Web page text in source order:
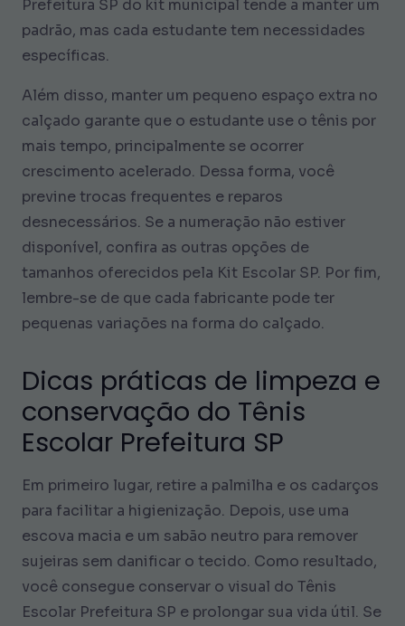
Prefeitura SP do kit municipal tende a manter um
padrão, mas cada estudante tem necessidades
específicas.
Além disso, manter um pequeno espaço extra no
calçado garante que o estudante use o tênis por
mais tempo, principalmente se ocorrer
crescimento acelerado. Dessa forma, você
previne trocas frequentes e reparos
desnecessários. Se a numeração não estiver
disponível, confira as outras opções de
tamanhos oferecidos pela Kit Escolar SP. Por fim,
lembre-se de que cada fabricante pode ter
pequenas variações na forma do calçado.
Dicas práticas de limpeza e
conservação do Tênis
Escolar Prefeitura SP
Em primeiro lugar, retire a palmilha e os cadarços
para facilitar a higienização. Depois, use uma
escova macia e um sabão neutro para remover
sujeiras sem danificar o tecido. Como resultado,
você consegue conservar o visual do Tênis
Escolar Prefeitura SP e prolongar sua vida útil. Se